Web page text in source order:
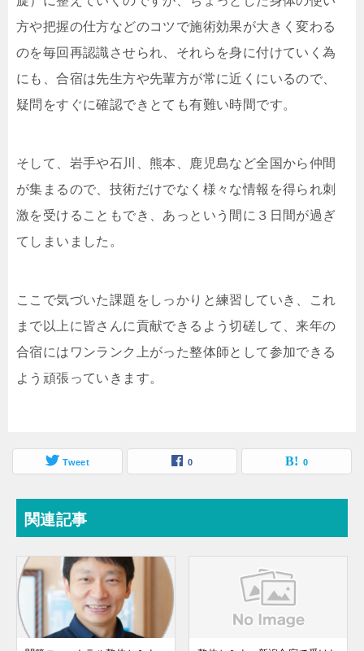
方や把握の仕方などのコツで施術効果が大きく変わる
のを毎回再認識させられ、それらを身に付けていく為
にも、合宿は先生方や先輩方が常に近くにいるので、
疑問をすぐに確認できとても有難い時間です。
そして、岩手や石川、熊本、鹿児島など全国から仲間
が集まるので、技術だけでなく様々な情報を得られ刺
激を受けることもでき、あっという間に３日間が過ぎ
てしまいました。
ここで気づいた課題をしっかりと練習していき、これ
まで以上に皆さんに貢献できるよう切磋して、来年の
合宿にはワンランク上がった整体師として参加できる
よう頑張っていきます。
Tweet 0 0
関連記事